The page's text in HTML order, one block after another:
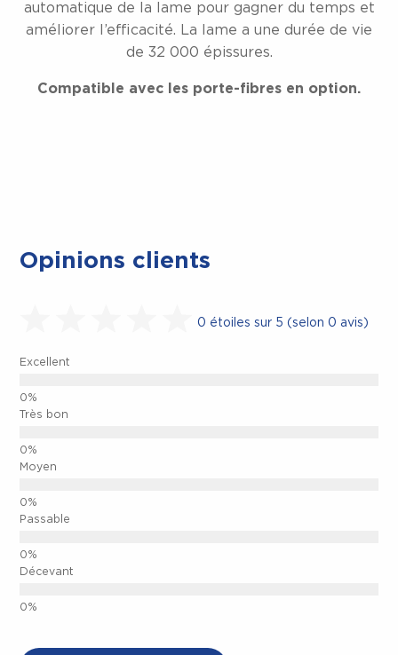
automatique de la lame pour gagner du temps et
améliorer l’efficacité. La lame a une durée de vie
de 32 000 épissures.
Compatible avec les porte-fibres en option.
Opinions clients
0 étoiles sur 5 (selon 0 avis)
Excellent
Très bon
Moyen
Passable
Décevant